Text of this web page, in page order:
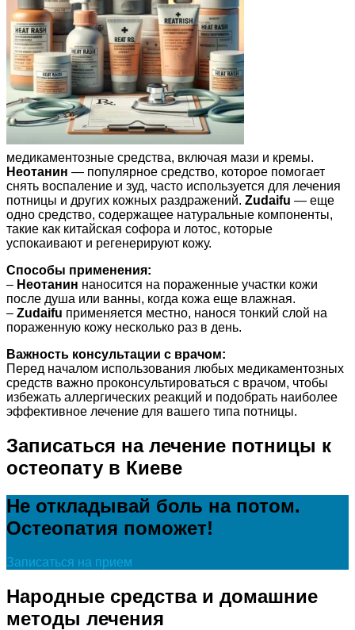
медикаментозные средства, включая мази и кремы.
Неотанин — популярное средство, которое помогает
снять воспаление и зуд, часто используется для лечения
потницы и других кожных раздражений. Zudaifu — еще
одно средство, содержащее натуральные компоненты,
такие как китайская софора и лотос, которые
успокаивают и регенерируют кожу.
Способы применения:
– Неотанин наносится на пораженные участки кожи
после душа или ванны, когда кожа еще влажная.
– Zudaifu применяется местно, нанося тонкий слой на
пораженную кожу несколько раз в день.
Важность консультации с врачом:
Перед началом использования любых медикаментозных
средств важно проконсультироваться с врачом, чтобы
избежать аллергических реакций и подобрать наиболее
эффективное лечение для вашего типа потницы.
Записаться на лечение потницы к
остеопату в Киеве
Не откладывай боль на потом.
Остеопатия поможет!
Записаться на прием
Народные средства и домашние
методы лечения